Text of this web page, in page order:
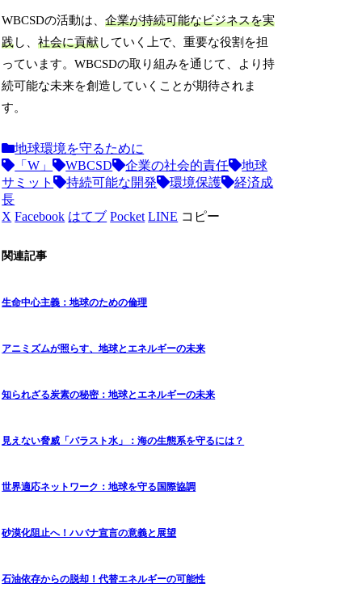
WBCSDの活動は、企業が持続可能なビジネスを実
践し、社会に貢献していく上で、重要な役割を担
っています。WBCSDの取り組みを通じて、より持
続可能な未来を創造していくことが期待されま
す。
地球環境を守るために
「W」
WBCSD 企業の社会的責任
地球
サミット
持続可能な開発 環境保護
経済成
長
X Facebook はてブ Pocket LINE コピー
関連記事
生命中心主義：地球のための倫理
アニミズムが照らす、地球とエネルギーの未来
知られざる炭素の秘密：地球とエネルギーの未来
見えない脅威「バラスト水」：海の生態系を守るには？
世界適応ネットワーク：地球を守る国際協調
砂漠化阻止へ！ハバナ宣言の意義と展望
石油依存からの脱却！代替エネルギーの可能性